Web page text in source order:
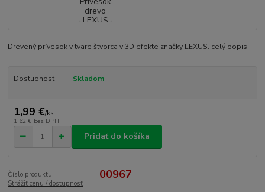
Drevený prívesok v tvare štvorca v 3D efekte značky LEXUS. celý popis
Dostupnosť Skladom
1,99 €/ks
1,62 € bez DPH
Pridať do košíka
Číslo produktu: 00967
Strážiť cenu / dostupnosť